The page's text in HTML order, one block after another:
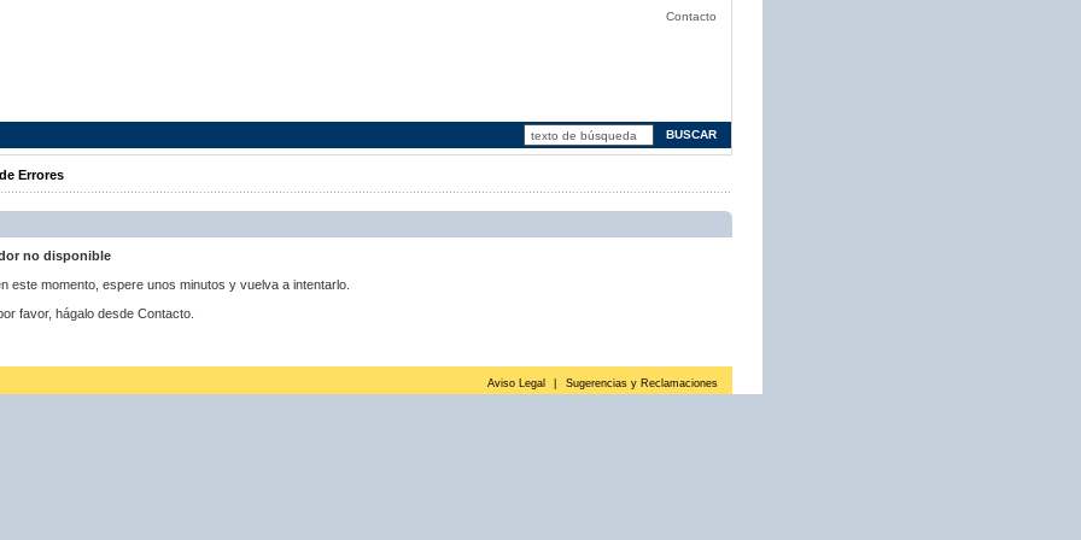
Contacto
Errores
no disponible
este momento, espere unos minutos y vuelva a intentarlo.
favor, hágalo desde Contacto.
Aviso Legal Sugerencias y Reclamaciones